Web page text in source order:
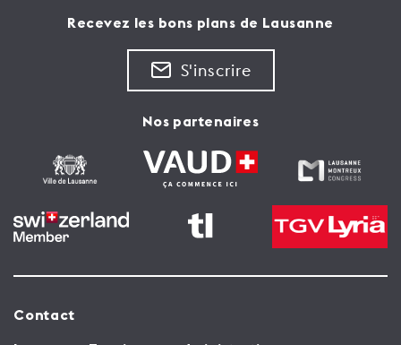
Recevez les bons plans de Lausanne
S'inscrire
Nos partenaires
Contact